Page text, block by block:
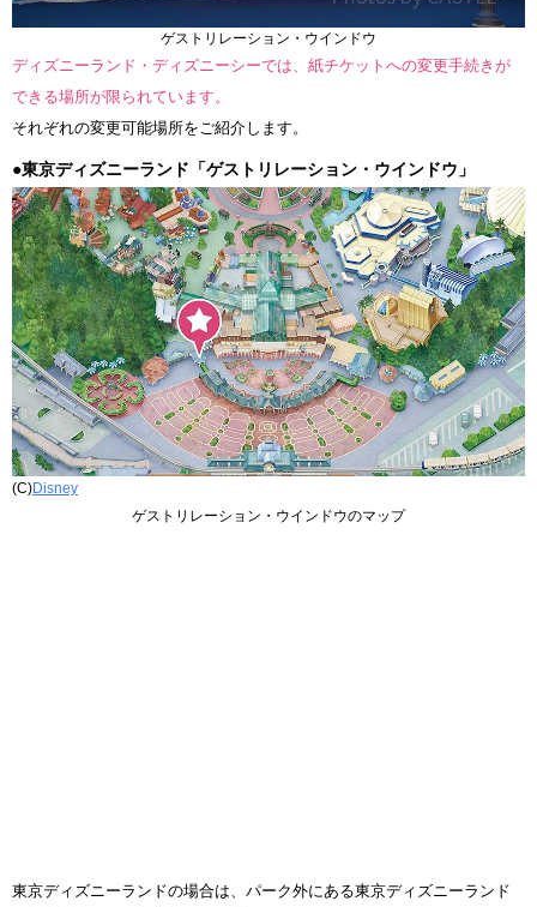
ゲストリレーション・ウインドウ
ディズニーランド・ディズニーシーでは、紙チケットへの変更手続きが
できる場所が限られています。
それぞれの変更可能場所をご紹介します。
●東京ディズニーランド「ゲストリレーション・ウインドウ」
(C)Disney
ゲストリレーション・ウインドウのマップ
東京ディズニーランドの場合は、パーク外にある東京ディズニーランド